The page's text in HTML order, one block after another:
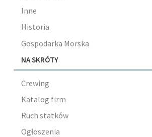
Inne
Historia
Gospodarka Morska
NA SKRÓTY
Crewing
Katalog firm
Ruch statków
Ogłoszenia